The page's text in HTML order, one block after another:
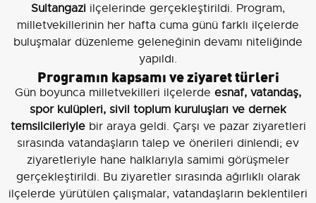
Sultangazi ilçelerinde gerçekleştirildi. Program,
milletvekillerinin her hafta cuma günü farklı ilçelerde
buluşmalar düzenleme geleneğinin devamı niteliğinde
yapıldı.
Programın kapsamı ve ziyaret türleri
Gün boyunca milletvekilleri ilçelerde esnaf, vatandaş,
spor kulüpleri, sivil toplum kuruluşları ve dernek
temsilcileriylebir araya geldi. Çarşı ve pazar ziyaretleri
sırasında vatandaşların talep ve önerileri dinlendi; ev
ziyaretleriyle hane halklarıyla samimi görüşmeler
gerçekleştirildi. Bu ziyaretler sırasında ağırlıklı olarak
ilçelerde yürütülen çalışmalar, vatandaşların beklentileri